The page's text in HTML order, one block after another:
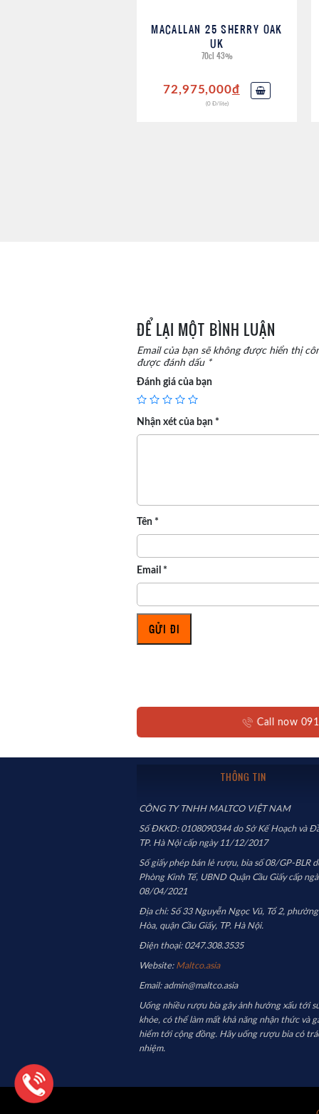
MACALLAN 25 SHERRY OAK
UK
70cl 43%
72,975,000đ
(0 Đ/lite)
ĐỂ LẠI MỘT BÌNH LUẬN
Email của bạn sẽ không được hiển thị
được đánh dấu *
Đánh giá của bạn
Nhận xét của bạn *
Tên *
Email *
Call now
THÔNG TIN
CÔNG TY TNHH MALTCO VIỆT NAM
Số ĐKKD: 0108090344 do Sở Kế Hoạch và
TP. Hà Nội cấp ngày 11/12/2017
Số giấy phép bán lẻ rượu, bia số 08/GP-BLR
Phòng Kinh Tế, UBND Quận Cầu Giấy cấp
08/04/2021
Địa chỉ: Số 33 Nguyễn Ngọc Vũ, Tổ 2,
Hòa, quận Cầu Giấy, TP. Hà Nội.
Điện thoại: 0247.308.3535
Website: Maltco.asia
Email: admin@maltco.asia
Uống nhiều rượu bia gây ảnh hưởng xấu tới
khỏe, có thể làm mất khả năng nhận thức và
hiểm tới cộng đồng. Hãy uống rượu bia có
nhiệm.